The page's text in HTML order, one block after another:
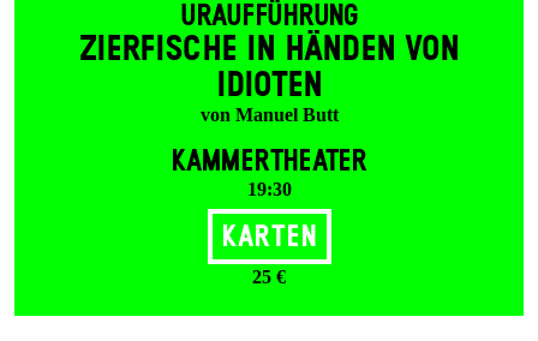
URAUFFÜHRUNG
ZIER­FISCHE IN HÄNDEN VON
IDIOTEN
von Manuel Butt
KAMMERTHEATER
19:30
Karten
25 €